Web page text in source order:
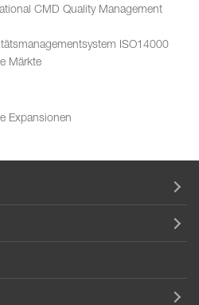
CMD Quality Management
ISO14000
Märkte
Expansionen